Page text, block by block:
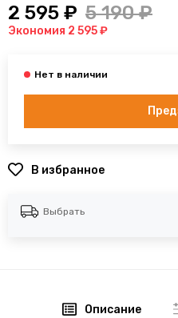
2 595 ₽ 5 190 ₽
Экономия 2 595 ₽
В избранное
Выбрать
Описание